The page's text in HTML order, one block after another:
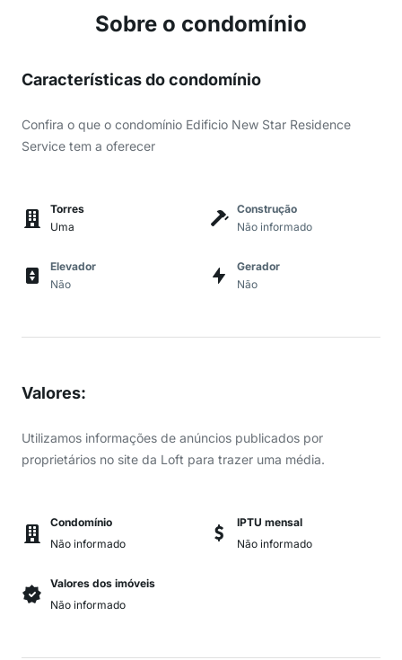
Sobre o condomínio
Características do condomínio
Confira o que o condomínio Edificio New Star Residence
Service tem a oferecer
Torres
Uma
Construção
Não informado
Elevador
Não
Gerador
Não
Valores:
Utilizamos informações de anúncios publicados por
proprietários no site da Loft para trazer uma média.
Condomínio
Não informado
IPTU mensal
Não informado
Valores dos imóveis
Não informado